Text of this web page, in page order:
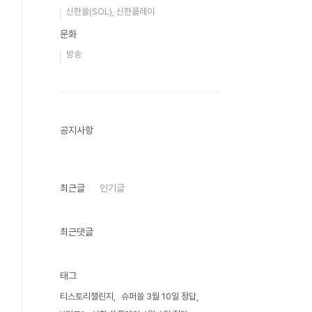
신한쏠(SOL), 신한플레이
문화
방송
공지사항
최근글 인기글
최근댓글
태그
티스토리챌린지
슈퍼쏠 3월 10일 정답